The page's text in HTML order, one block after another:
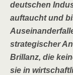
deutschen
auftaucht und
strategischer
Brillanz, die
sie in